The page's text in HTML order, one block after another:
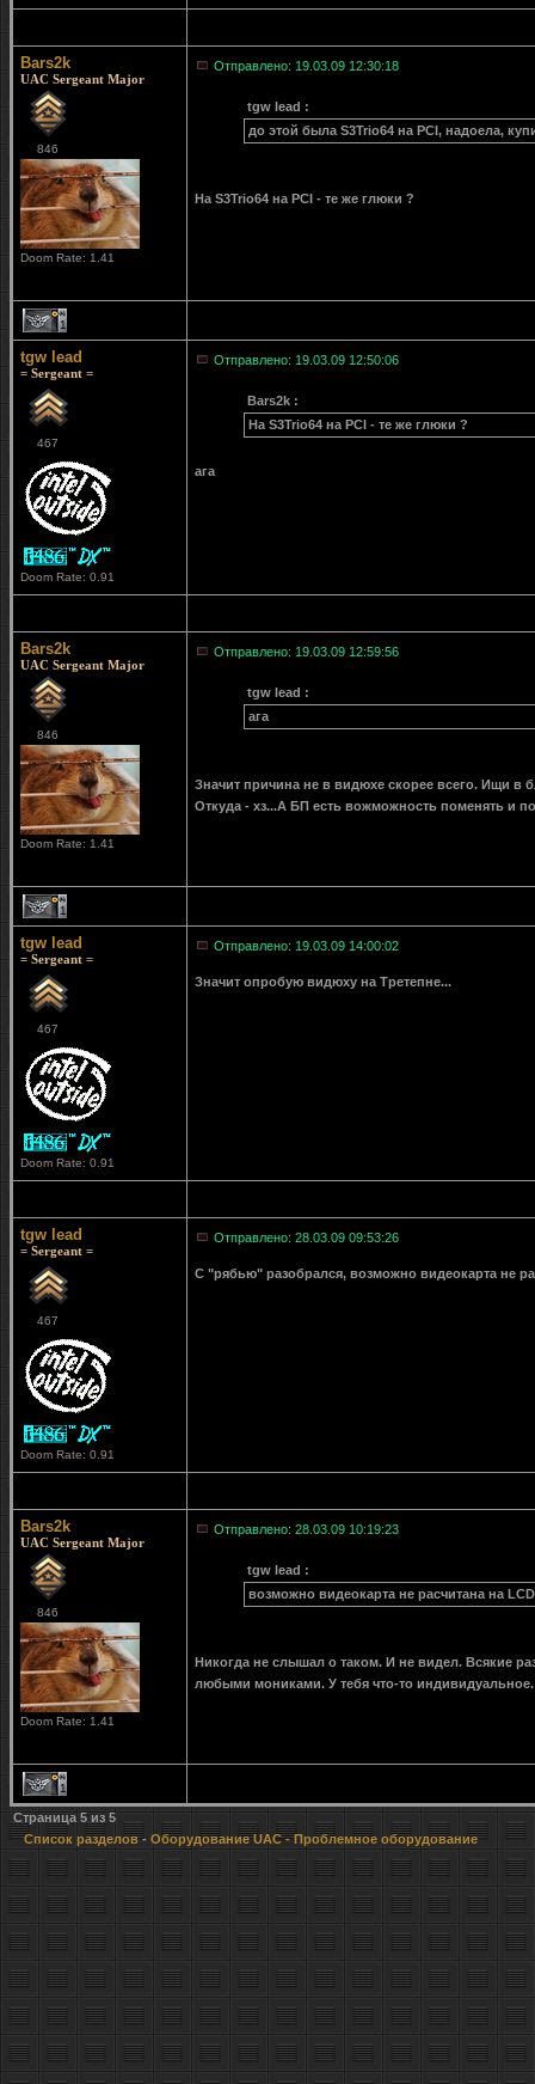
Bars2k
UAC Sergeant Major
846
Doom Rate: 1.41
Отправлено: 19.03.09 12:30:18
tgw lead :
до этой была S3Trio64 на PCI, надоела,
На S3Trio64 на PCI - те же глюки ?
1
tgw lead
= Sergeant =
467
Doom Rate: 0.91
Отправлено: 19.03.09 12:50:06
Bars2k :
На S3Trio64 на PCI - те же глюки ?
ага
Bars2k
UAC Sergeant Major
846
Doom Rate: 1.41
Отправлено: 19.03.09 12:59:56
tgw lead :
ага
Значит причина не в видюхе скорее всего. Ищи в
Откуда - хз...А БП есть вожможность поменять и
1
tgw lead
= Sergeant =
467
Doom Rate: 0.91
Отправлено: 19.03.09 14:00:02
Значит опробую видюху на Третепне...
tgw lead
= Sergeant =
467
Doom Rate: 0.91
Отправлено: 28.03.09 09:53:26
С "рябью" разобрался, возможно видеокарта не
Bars2k
UAC Sergeant Major
846
Doom Rate: 1.41
Отправлено: 28.03.09 10:19:23
tgw lead :
возможно видеокарта не расчитана на
Никогда не слышал о таком. И не видел. Всякие
любыми мониками. У тебя что-то индивидуальное.
1
Страница 5 из 5
Список разделов- Оборудование UAC- Проблемное оборудование